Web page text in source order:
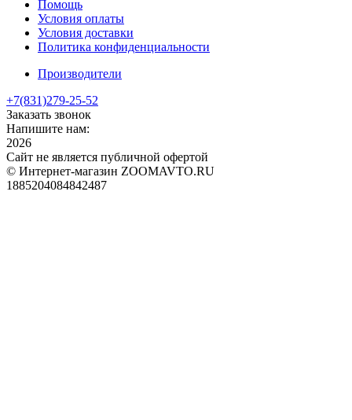
Помощь
Условия оплаты
Условия доставки
Политика конфиденциальности
Производители
+7(831)279-25-52
Заказать звонок
Напишите нам:
2026
Сайт не является публичной офертой
© Интернет-магазин ZOOMAVTO.RU
1885204084842487